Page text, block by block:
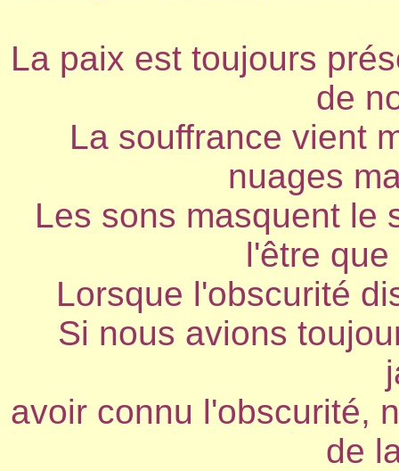
La paix est toujours
de
La souffrance vient
nuages
Les sons masquent le
l'être
Lorsque l'obscurité
Si nous avions
avoir connu l'obscurité,
de